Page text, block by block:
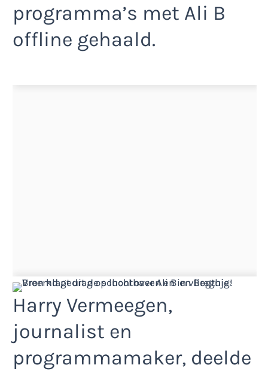
programma’s met Ali B
offline gehaald.
Harry Vermeegen,
journalist en
programmamaker, deelde